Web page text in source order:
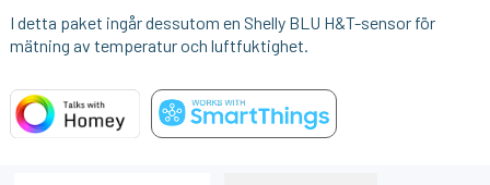
I detta paket ingår dessutom en Shelly BLU H&T-sensor för
mätning av temperatur och luftfuktighet.